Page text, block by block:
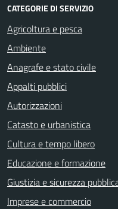
CATEGORIE DI SERVIZIO
Agricoltura e pesca
Ambiente
Anagrafe e stato civile
Appalti pubblici
Autorizzazioni
Catasto e urbanistica
Cultura e tempo libero
Educazione e formazione
Giustizia e sicurezza
Imprese e commercio